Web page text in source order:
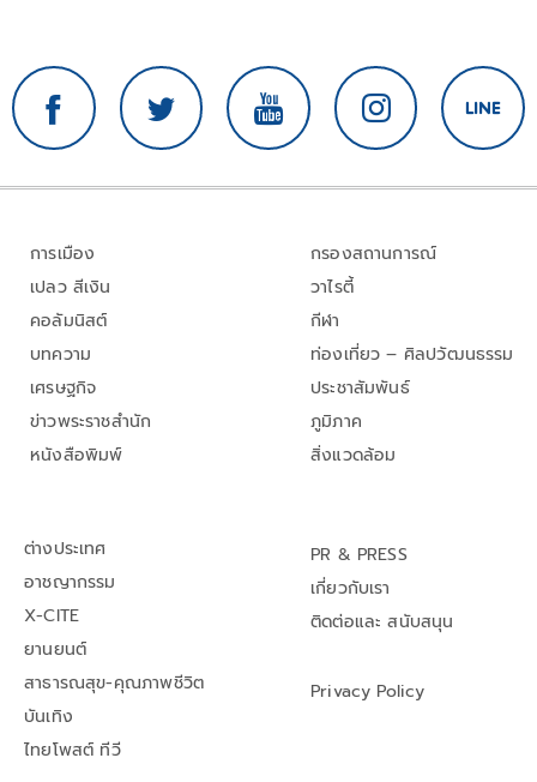
การเมือง
เปลว สีเงิน
คอลัมนิสต์
บทความ
เศรษฐกิจ
ข่าวพระราชสำนัก
หนังสือพิมพ์
กรองสถานการณ์
วาไรตี้
กีฬา
ท่องเที่ยว – ศิลปวัฒนธรรม
ประชาสัมพันธ์
ภูมิภาค
สิ่งแวดล้อม
ต่างประเทศ
อาชญากรรม
X-CITE
ยานยนต์
สาธารณสุข-คุณภาพชีวิต
บันเทิง
ไทยโพสต์ ทีวี
PR & PRESS
เกี่ยวกับเรา
ติดต่อและ สนับสนุน
Privacy Policy